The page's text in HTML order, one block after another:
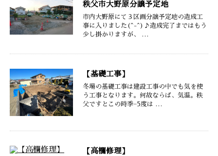
秩父市大野原分譲予定地
市内大野原にて３区画分譲予定地の造成工
事に入りました(^-^)♪造成完了まではもう
少し掛かりますが、 …
【基礎工事】
冬場の基礎工事は建設工事の中でも気を使
う工事となります。何故ならば、気温。秩
父ですとこの時季−5度は …
【高欄修理】